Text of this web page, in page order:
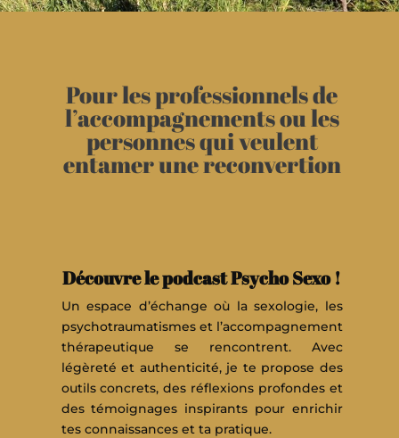
Pour les professionnels de
l’accompagnements ou les
personnes qui veulent
entamer une reconvertion
Découvre le podcast Psycho Sexo !
Un espace d’échange où la sexologie, les
psychotraumatismes et l’accompagnement
thérapeutique se rencontrent. Avec
légèreté et authenticité, je te propose des
outils concrets, des réflexions profondes et
des témoignages inspirants pour enrichir
tes connaissances et ta pratique.